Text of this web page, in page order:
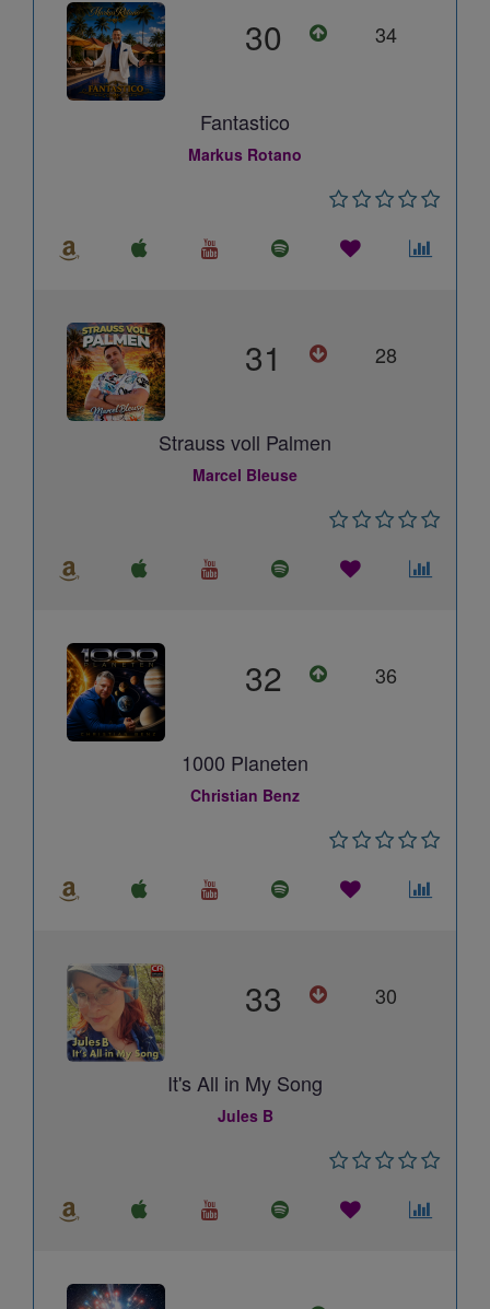
30 34
Fantastico
Markus Rotano
31 28
Strauss voll Palmen
Marcel Bleuse
32 36
1000 Planeten
Christian Benz
33 30
It's All in My Song
Jules B